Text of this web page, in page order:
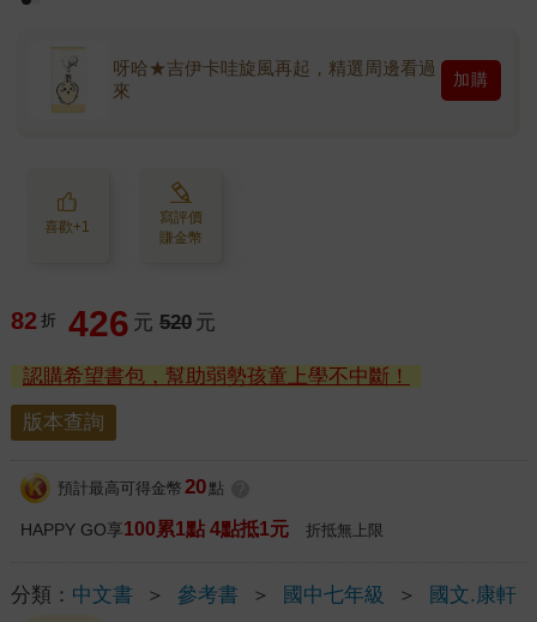
呀哈★吉伊卡哇旋風再起，精選周邊看過
來
加購
喜歡+1
寫評價
賺金幣
82 折 426 元 520 元
認購希望書包，幫助弱勢孩童上學不中斷！
版本查詢
預計最高可得金幣 20 點
HAPPY GO享100累1點 4點抵1元 折抵無上限
分類： 中文書 ＞ 參考書 ＞ 國中七年級 ＞ 國文.康軒